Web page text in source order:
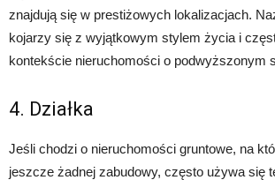
znajdują się w prestiżowych lokalizacjach.
kojarzy się z wyjątkowym stylem życia i
kontekście nieruchomości o podwyższonym
4. Działka
Jeśli chodzi o nieruchomości gruntowe, na
jeszcze żadnej zabudowy, często używa się